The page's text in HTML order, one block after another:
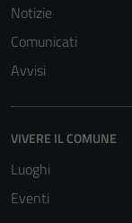
Notizie
Comunicati
Avvisi
VIVERE IL COMUNE
Luoghi
Eventi